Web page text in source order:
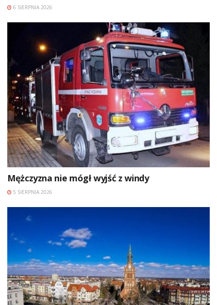
6 SIERPNIA 2026
Mężczyzna nie mógł wyjść z windy
5 SIERPNIA 2026